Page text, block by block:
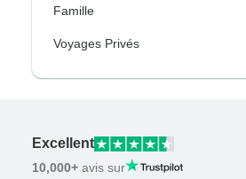
Famille
Voyages Privés
Excellent
10,000+ avis sur